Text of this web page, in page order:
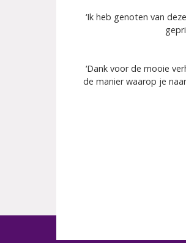
‘Ik heb genoten van
‘Dank voor de mooie
de manier waarop je